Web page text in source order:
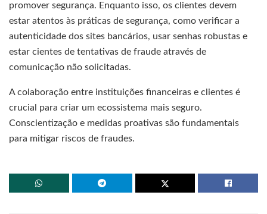
promover segurança. Enquanto isso, os clientes devem
estar atentos às práticas de segurança, como verificar a
autenticidade dos sites bancários, usar senhas robustas e
estar cientes de tentativas de fraude através de
comunicação não solicitadas.
A colaboração entre instituições financeiras e clientes é
crucial para criar um ecossistema mais seguro.
Conscientização e medidas proativas são fundamentais
para mitigar riscos de fraudes.